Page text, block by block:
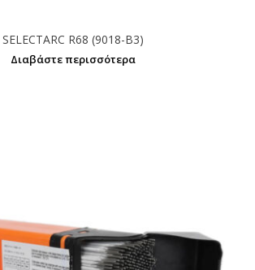
SELECTARC R68 (9018-B3)
Διαβάστε περισσότερα